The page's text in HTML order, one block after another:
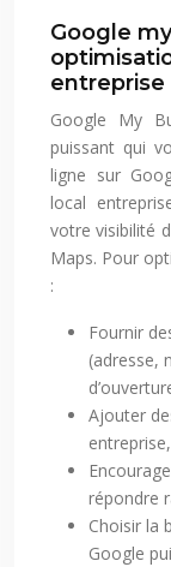
Google
entreprise
Google My
puissant qui
ligne sur
local
votre visibilité
Maps. Pour
:
Fournir
(adresse,
Ajouter
répondre
Choisir la
Google